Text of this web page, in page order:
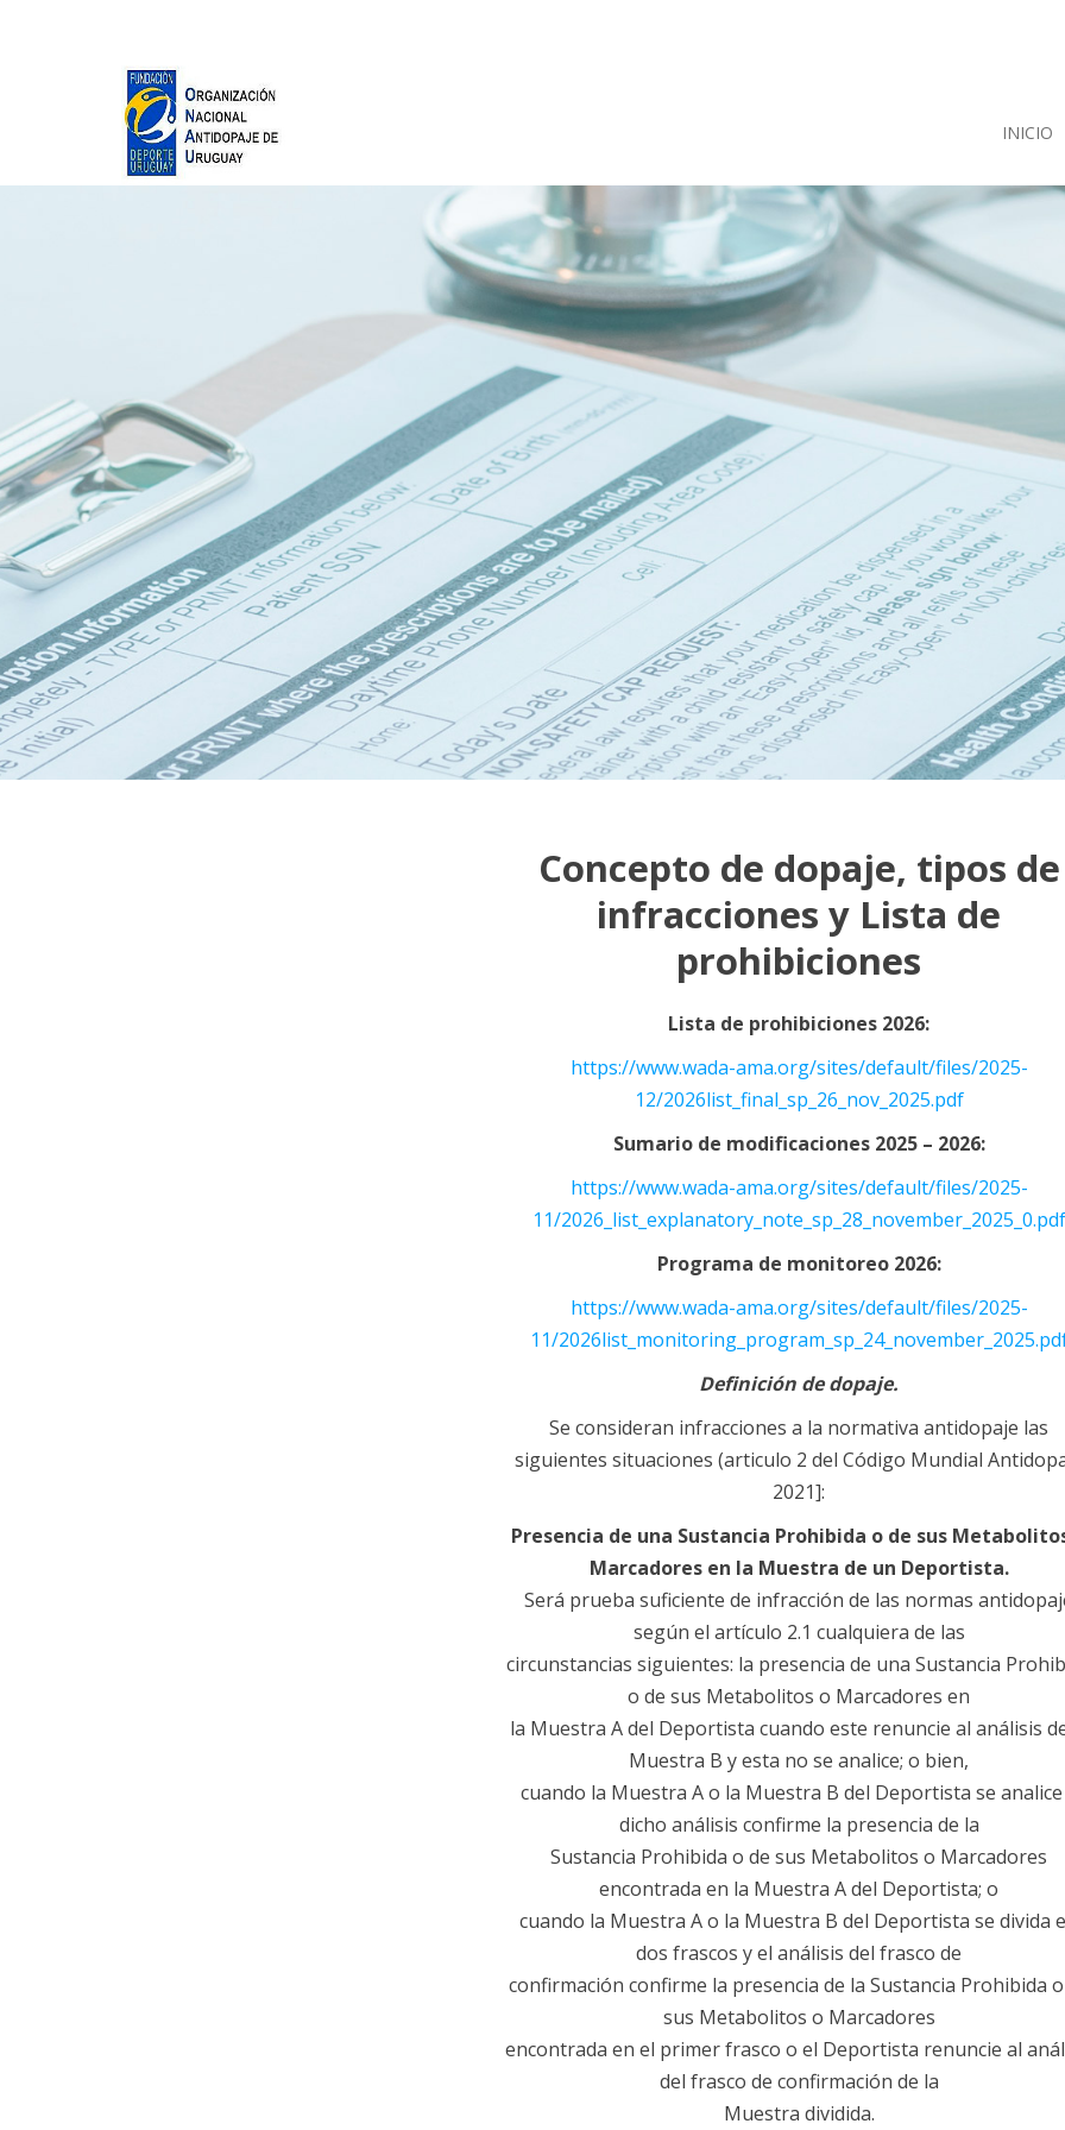
INICIO
Concepto de dopaje, tipos de
infracciones y Lista de
prohibiciones
Lista de prohibiciones 2026:
https://www.wada-ama.org/sites/default/files/2025-
12/2026list_final_sp_26_nov_2025.pdf
Sumario de modificaciones 2025 – 2026:
https://www.wada-ama.org/sites/default/files/2025-
11/2026_list_explanatory_note_sp_28_november_2025_0.pdf
Programa de monitoreo 2026:
https://www.wada-ama.org/sites/default/files/2025-
11/
Definición de dopaje.
Se consideran infracciones a la normativa antidopaje las
siguientes situaciones (articulo 2 del Código Mundial
2021]:
Presencia de una Sustancia Prohibida o de sus
Marcadores en la Muestra de un Deportista.
Será prueba suficiente de infracción de las normas
según el artículo 2.1 cualquiera de las
circunstancias siguientes: la presencia de una Sustancia
o de sus Metabolitos o Marcadores en
la Muestra A del Deportista cuando este renuncie al análisis
Muestra B y esta no se analice; o bien,
cuando la Muestra A o la Muestra B del Deportista se
dicho análisis confirme la presencia de la
Sustancia Prohibida o de sus Metabolitos o Marcadores
encontrada en la Muestra A del Deportista; o
cuando la Muestra A o la Muestra B del Deportista se divida
dos frascos y el análisis del frasco de
confirmación confirme la presencia de la Sustancia Prohibida
sus Metabolitos o Marcadores
encontrada en el primer frasco o el Deportista renuncie al
del frasco de confirmación de la
Muestra dividida.